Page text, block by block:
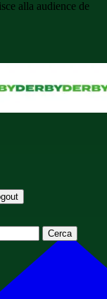
alla audience de
Cerca